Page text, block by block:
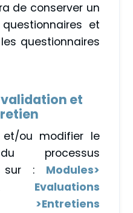
de conserver un
et
questionnaires
validation et
ou modifier le
processus
sur : Modules>
>Entretiens